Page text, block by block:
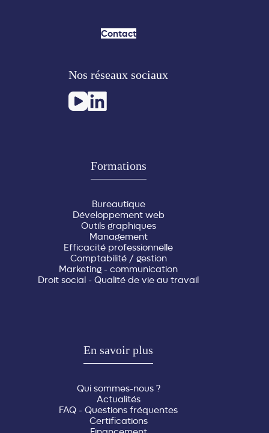
Contact
Nos réseaux sociaux
Formations
Bureautique
Développement web
Outils graphiques
Management
Efficacité professionnelle
Comptabilité / gestion
Marketing - communication
Droit social - Qualité de vie au travail
En savoir plus
Qui sommes-nous ?
Actualités
FAQ - Questions fréquentes
Certifications